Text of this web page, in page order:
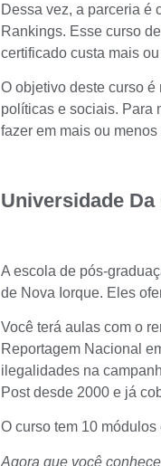
Dessa vez, a parceria é
Rankings. Esse curso
certificado custa mais
O objetivo deste curso
políticas e sociais. Para
fazer em mais ou
Universidade
A escola de pós-
de Nova Iorque. Eles
Você terá aulas com o
Reportagem Nacional
ilegalidades na
Post desde 2000 e já
O curso tem 10
Agora que você